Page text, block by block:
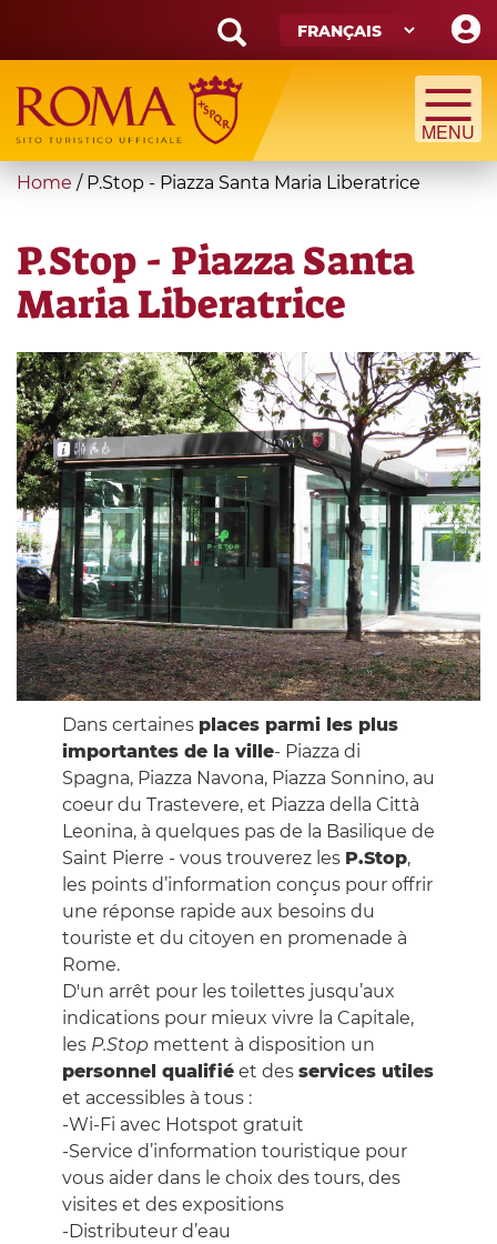
main
content
Search
form
Recherche
You
here
Home / P.Stop - Piazza Santa Maria Liberatrice
P.Stop - Piazza Santa
Maria Liberatrice
Dans certaines places parmi les plus
importantes de la ville- Piazza di
Spagna, Piazza Navona, Piazza Sonnino, au
coeur du Trastevere, et Piazza della Città
Leonina, à quelques pas de la Basilique de
Saint Pierre - vous trouverez les P.Stop,
les points d’information conçus pour offrir
une réponse rapide aux besoins du
touriste et du citoyen en promenade à
Rome.
D'un arrêt pour les toilettes jusqu’aux
indications pour mieux vivre la Capitale,
les P.Stopmettent à disposition un
personnel qualifiéet des services utiles
et accessibles à tous :
-Wi-Fi avec Hotspot gratuit
-Service d’information touristique pour
vous aider dans le choix des tours, des
visites et des expositions
-Distributeur d’eau